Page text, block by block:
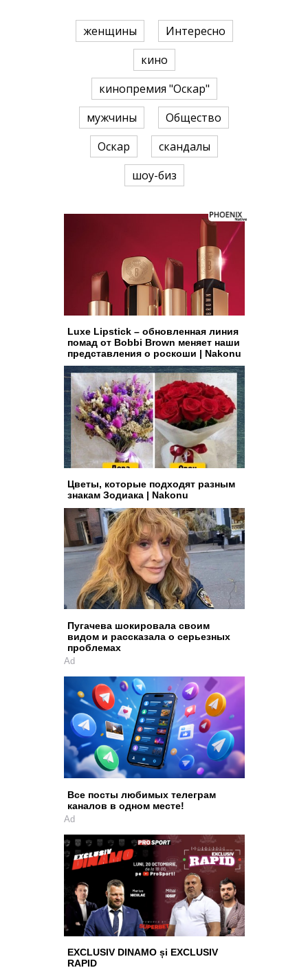
женщины
Интересно
кино
кинопремия "Оскар"
мужчины
Общество
Оскар
скандалы
шоу-биз
Luxe Lipstick – обновленная линия
помад от Bobbi Brown меняет наши
представления о роскоши | Nakonu
Цветы, которые подходят разным
знакам Зодиака | Nakonu
Пугачева шокировала своим
видом и рассказала о серьезных
проблемах
Ad
Все посты любимых телеграм
каналов в одном месте!
Ad
EXCLUSIV DINAMO și EXCLUSIV
RAPID